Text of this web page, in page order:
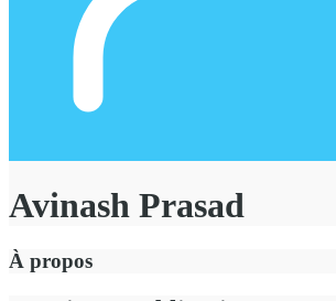
Avinash Prasad
À propos